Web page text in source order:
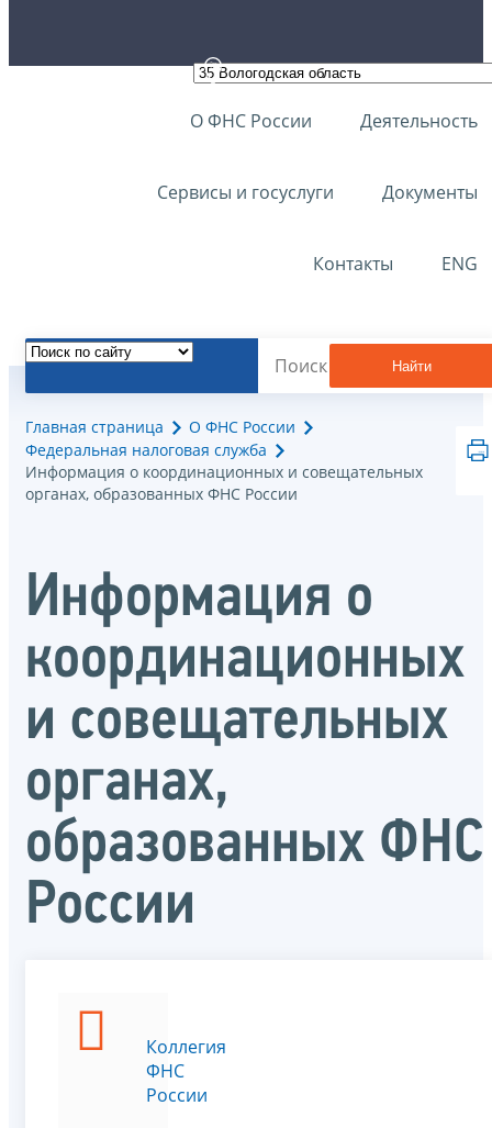
О ФНС России Деятельность
Сервисы и госуслуги Документы
Контакты ENG
Найти
Главная страница
О ФНС России
Федеральная налоговая служба
Информация о координационных и совещательных
органах, образованных ФНС России
Информация о
координационных
и совещательных
органах,
образованных ФНС
России
Коллегия
ФНС
России